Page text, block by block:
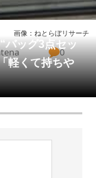
バッグ3点セッ
軽くて持ちや
画像：ねとらぼリサーチ
0